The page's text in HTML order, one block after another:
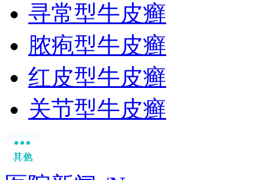
寻常型牛皮癣
脓疱型牛皮癣
红皮型牛皮癣
关节型牛皮癣